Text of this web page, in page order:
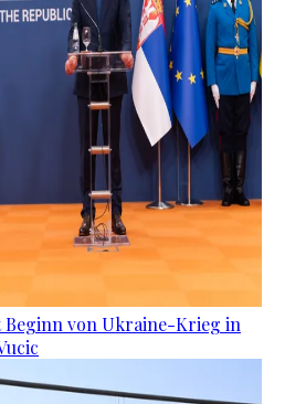
Beginn von Ukraine-Krieg in